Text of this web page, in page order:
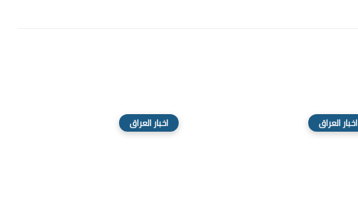
اخبار العراق اخبار العراق